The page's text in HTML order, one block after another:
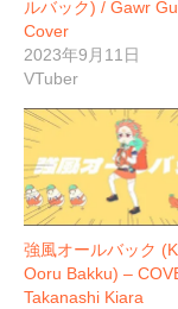
ルバック) / Gawr
Cover
2023年9月11日
VTuber
強風オールバック
Ooru Bakku) –
Takanashi Kiara